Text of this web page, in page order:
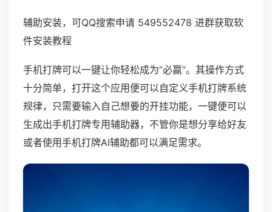
辅助安装，可QQ搜索申请 549552478 进群获取软
件安装教程
手机打牌可以一键让你轻松成为“必赢”。其操作方式
十分简单，打开这个应用便可以自定义手机打牌系统
规律，只需要输入自己想要的开挂功能，一键便可以
生成出手机打牌专用辅助器，不管你是想分享给好友
或者使用手机打牌AI辅助都可以满足需求。